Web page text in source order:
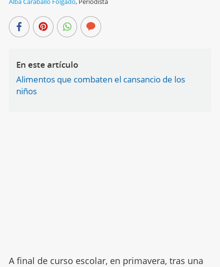
En este artículo
Alimentos que combaten el cansancio de los
niños
A final de curso escolar, en primavera, tras una